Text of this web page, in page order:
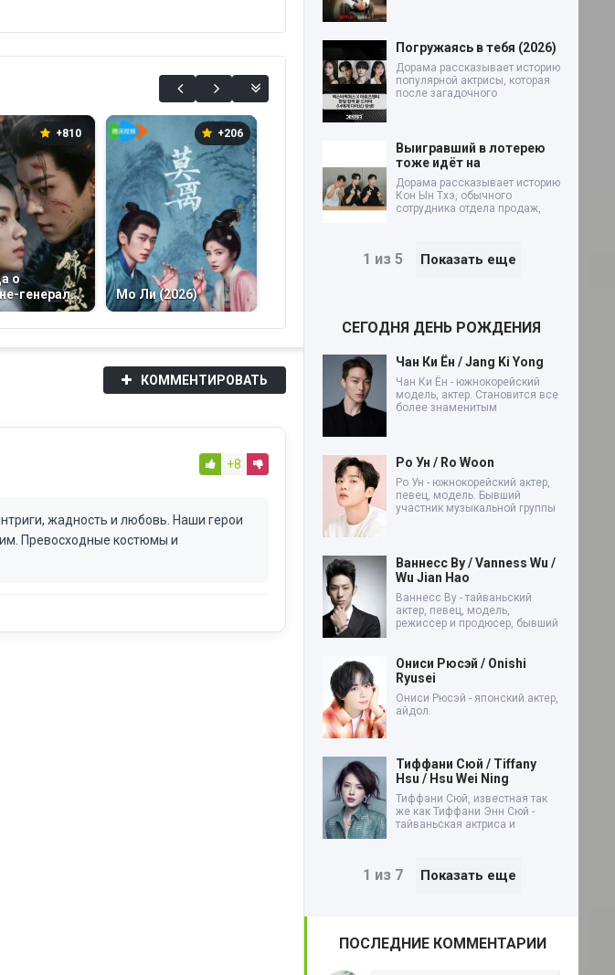
+810
о
генерале
+206
Мо Ли (2026)
КОММЕНТИРОВАТЬ
+8
жадность и любовь. Наши герои
Превосходные костюмы и
Погружаясь в тебя (2026)
Дорама рассказывает историю
популярной актрисы, которая
после загадочного
Выигравший в лотерею
тоже идёт на
Дорама рассказывает историю
Кон Ын Тхэ, обычного
сотрудника отдела продаж,
1 из 5 Показать еще
СЕГОДНЯ ДЕНЬ РОЖДЕНИЯ
Чан Ки Ён / Jang Ki Yong
Чан Ки Ён - южнокорейский
модель, актер. Становится все
более знаменитым
Ро Ун / Ro Woon
Ро Ун - южнокорейский актер,
певец, модель. Бывший
участник музыкальной группы
Ваннесс Ву / Vanness Wu /
Wu Jian Hao
Ваннесс Ву - тайваньский
актер, певец, модель,
режиссер и продюсер, бывший
Ониси Рюсэй / Onishi
Ryusei
Ониси Рюсэй - японский актер,
айдол.
Тиффани Сюй / Tiffany
Hsu / Hsu Wei Ning
Тиффани Сюй, известная так
же как Тиффани Энн Сюй -
тайваньская актриса и
1 из 7 Показать еще
ПОСЛЕДНИЕ КОММЕНТАРИИ